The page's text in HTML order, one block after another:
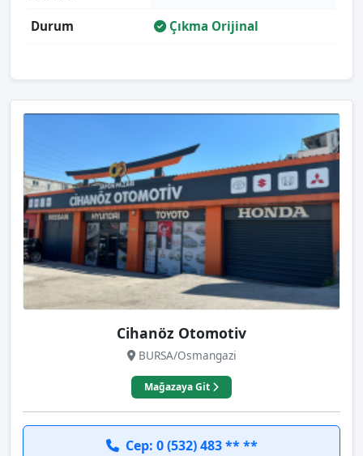
Durum Çıkma Orijinal
Cihanöz Otomotiv
BURSA/Osmangazi
Mağazaya Git
Cep: 0 (532) 483 ** **